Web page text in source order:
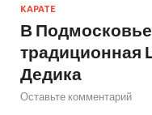
КАРАТЕ
В
традиционная
Дедика
Оставьте комментарий